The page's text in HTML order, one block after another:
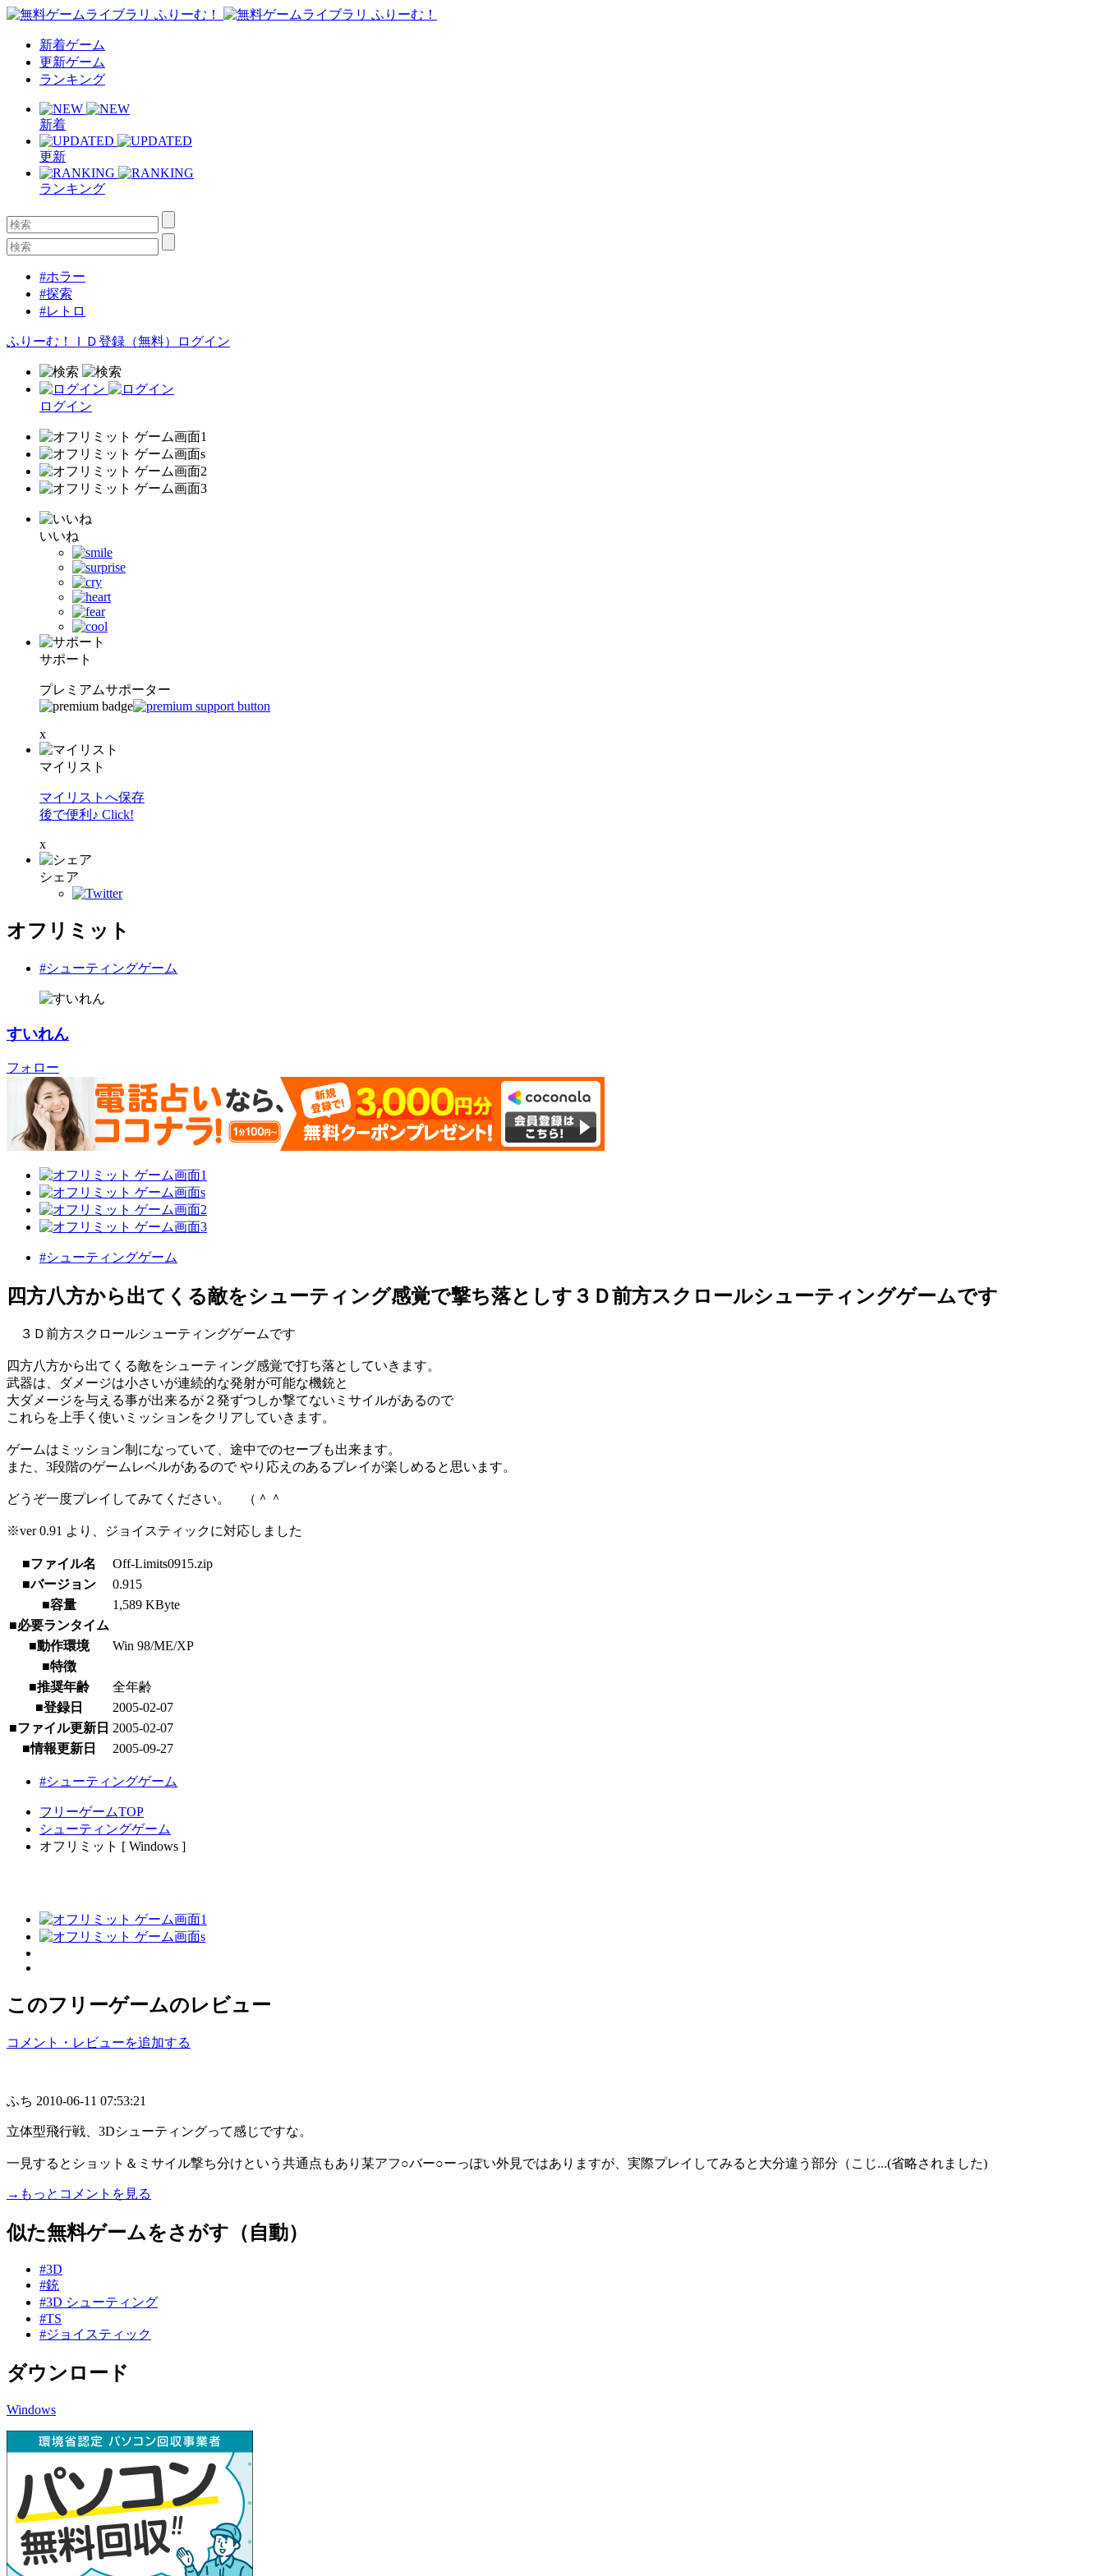
新着ゲーム
更新ゲーム
ランキング
新着
更新
ランキング
#ホラー
#探索
#レトロ
ふりーむ！ＩＤ登録（無料） ログイン
ログイン
いいね
サポート
プレミアムサポーター
x
マイリスト
マイリストへ保存
後で便利♪ Click!
x
シェア
オフリミット
#シューティングゲーム
すいれん
フォロー
#シューティングゲーム
四方八方から出てくる敵をシューティング感覚で撃ち落としす３Ｄ前方スクロールシューティングゲームです
３Ｄ前方スクロールシューティングゲームです
四方八方から出てくる敵をシューティング感覚で打ち落としていきます。
武器は、ダメージは小さいが連続的な発射が可能な機銃と
大ダメージを与える事が出来るが２発ずつしか撃てないミサイルがあるので
これらを上手く使いミッションをクリアしていきます。
ゲームはミッション制になっていて、途中でのセーブも出来ます。
また、3段階のゲームレベルがあるので やり応えのあるプレイが楽しめると思います。
どうぞ一度プレイしてみてください。 （＾＾
※ver 0.91 より、ジョイスティックに対応しました
■ファイル名
Off-Limits0915.zip
■バージョン
0.915
■容量
1,589 KByte
■必要ランタイム
■動作環境
Win 98/ME/XP
■特徴
■推奨年齢
全年齢
■登録日
2005-02-07
■ファイル更新日 2005-02-07
■情報更新日
2005-09-27
#シューティングゲーム
フリーゲームTOP
シューティングゲーム
オフリミット [ Windows ]
このフリーゲームのレビュー
コメント・レビューを追加する
ふち 2010-06-11 07:53:21
立体型飛行戦、3Dシューティングって感じですな。
一見するとショット＆ミサイル撃ち分けという共通点もあり某アフ○バー○ーっぽい外見ではありますが、実際プレイしてみると大分違う部分（こじ...(省略されました)
→もっとコメントを見る
似た無料ゲームをさがす（自動）
#3D
#銃
#3D シューティング
#TS
#ジョイスティック
ダウンロード
Windows